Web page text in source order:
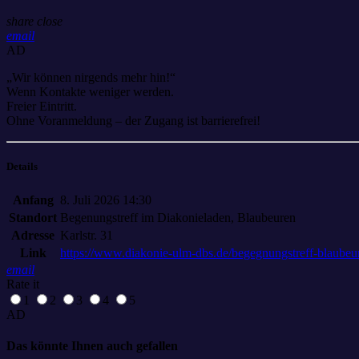
share close
email
AD
„Wir können nirgends mehr hin!“
Wenn Kontakte weniger werden.
Freier Eintritt.
Ohne Voranmeldung – der Zugang ist barrierefrei!
Details
Anfang 8. Juli 2026 14:30
Standort Begenungstreff im Diakonieladen, Blaubeuren
Adresse Karlstr. 31
Link
https://www.diakonie-ulm-dbs.de/begegnungstreff-
email
Rate it
1
2 3 4
5
AD
Das könnte Ihnen auch gefallen